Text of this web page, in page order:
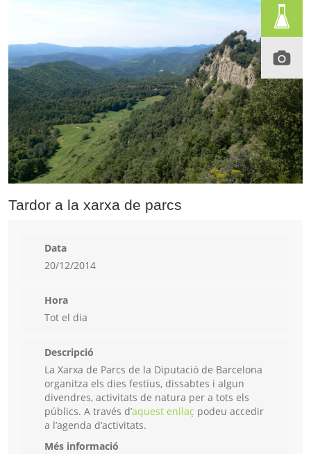
Tardor a la xarxa de parcs
Data
20/12/2014
Hora
Tot el dia
Descripció
La Xarxa de Parcs de la Diputació de Barcelona
organitza els dies festius, dissabtes i algun
divendres, activitats de natura per a tots els
públics. A través d’aquest enllaç podeu accedir
a l’agenda d’activitats.
Més informació